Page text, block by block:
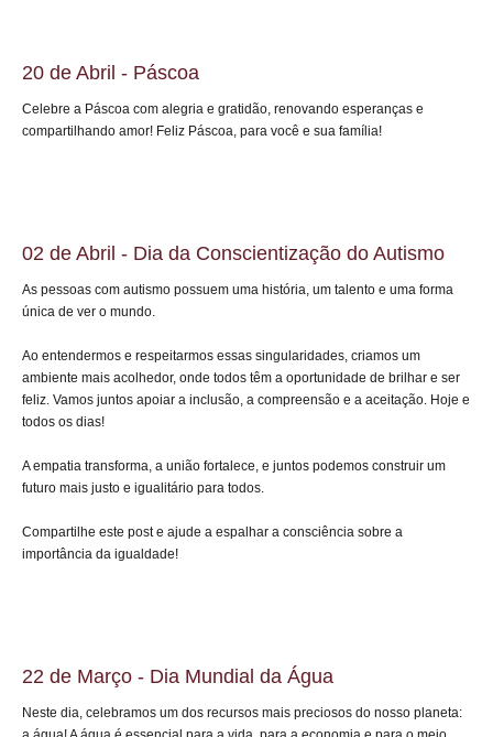
20 de Abril - Páscoa
Celebre a Páscoa com alegria e gratidão, renovando esperanças e
compartilhando amor! Feliz Páscoa, para você e sua família!
02 de Abril - Dia da Conscientização do Autismo
As pessoas com autismo possuem uma história, um talento e uma forma
única de ver o mundo.
Ao entendermos e respeitarmos essas singularidades, criamos um
ambiente mais acolhedor, onde todos têm a oportunidade de brilhar e ser
feliz. Vamos juntos apoiar a inclusão, a compreensão e a aceitação. Hoje e
todos os dias!
A empatia transforma, a união fortalece, e juntos podemos construir um
futuro mais justo e igualitário para todos.
Compartilhe este post e ajude a espalhar a consciência sobre a
importância da igualdade!
22 de Março - Dia Mundial da Água
Neste dia, celebramos um dos recursos mais preciosos do nosso planeta: